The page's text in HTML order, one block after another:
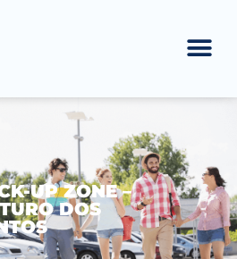
UP ZONE –
DOS